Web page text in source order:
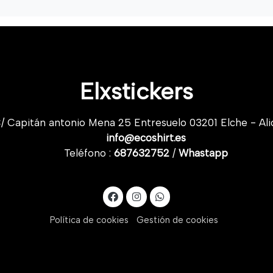
Elxstickers
Capitán antonio Mena 25 Entresuelo 03201 Elche -
info@ecoshirt.es
Teléfono : 687632752/ Whastapp
Política de cookies Gestión de cookies